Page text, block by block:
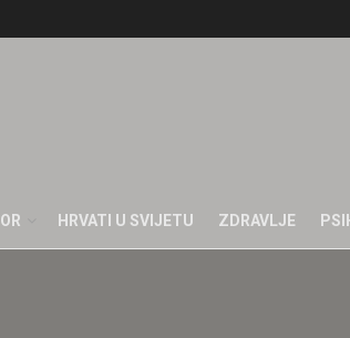
HRVATI U SVIJETU ZDRAVLJE